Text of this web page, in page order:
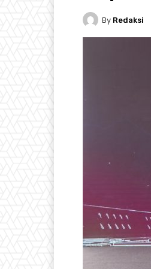
By Redaksi